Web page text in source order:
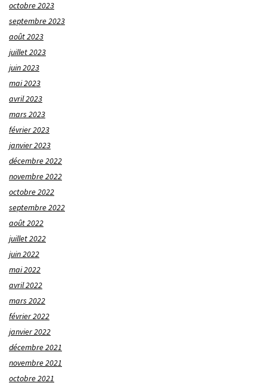
octobre 2023
septembre 2023
août 2023
juillet 2023
juin 2023
mai 2023
avril 2023
mars 2023
février 2023
janvier 2023
décembre 2022
novembre 2022
octobre 2022
septembre 2022
août 2022
juillet 2022
juin 2022
mai 2022
avril 2022
mars 2022
février 2022
janvier 2022
décembre 2021
novembre 2021
octobre 2021